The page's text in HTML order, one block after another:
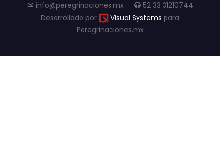
info@peregrinaciones.mx ·
52 33 31210744
Desarrollado por
Visual Systems para
Peregrinaciones.mx